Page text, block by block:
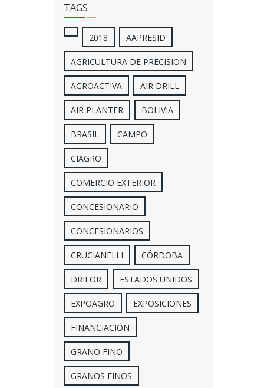
TAGS
2018 AAPRESID
AGRICULTURA DE PRECISION
AGROACTIVA AIR DRILL
AIR PLANTER BOLIVIA
BRASIL CAMPO
CIAGRO
COMERCIO EXTERIOR
CONCESIONARIO
CONCESIONARIOS
CRUCIANELLI CÓRDOBA
DRILOR ESTADOS UNIDOS
EXPOAGRO EXPOSICIONES
FINANCIACIÓN
GRANO FINO
GRANOS FINOS